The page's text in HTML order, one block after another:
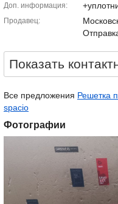
Доп. информация
Продавец
Показать
Все предложения Решетка
spacio
Фотографии